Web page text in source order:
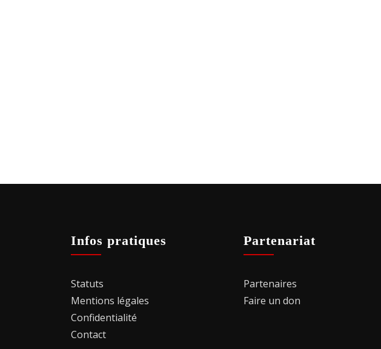
Infos pratiques
Statuts
Mentions légales
Confidentialité
Contact
Partenariat
Partenaires
Faire un don